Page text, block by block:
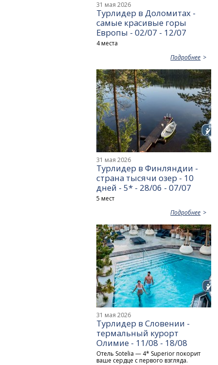
31 мая 2026
Турлидер в Доломитах -
самые красивые горы
Европы - 02/07 - 12/07
4 места
Подробнее
31 мая 2026
Турлидер в Финляндии -
страна тысячи озер - 10
дней - 5* - 28/06 - 07/07
5 мест
Подробнее
31 мая 2026
Турлидер в Словении -
термальный курорт
Олимие - 11/08 - 18/08
Отель Sotelia — 4* Superior покорит
ваше сердце с первого взгляда.